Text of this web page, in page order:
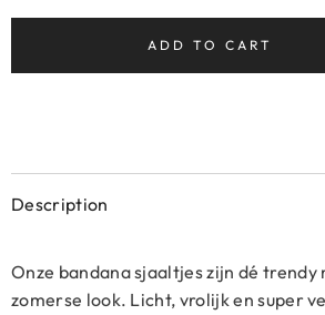
ADD TO CART
Description
Onze bandana sjaaltjes zijn dé trendy
zomerse look. Licht, vrolijk en super